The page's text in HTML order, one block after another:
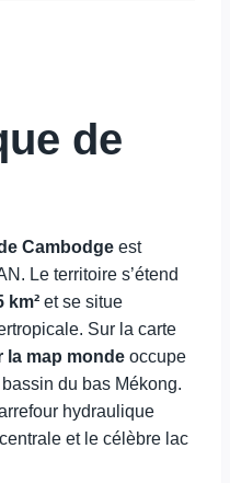
de
Cambodge est
Le territoire s’étend
km² et se situe
Sur la carte
la map monde occupe
du bas Mékong.
hydraulique
et le célèbre lac